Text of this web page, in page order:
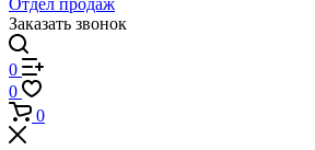
Отдел продаж
Заказать звонок
0
0
0